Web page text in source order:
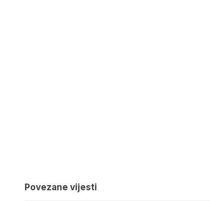
Povezane vijesti